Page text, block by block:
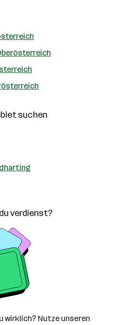
suchen
verdienst?
wirklich? Nutze unseren